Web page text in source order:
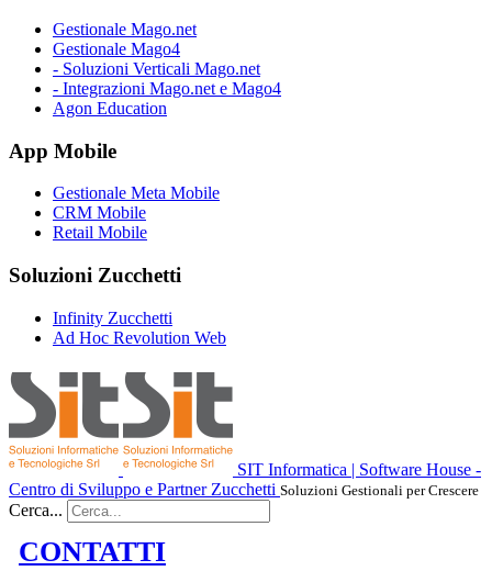
Gestionale Mago.net
Gestionale Mago4
- Soluzioni Verticali Mago.net
- Integrazioni Mago.net e Mago4
Agon Education
App Mobile
Gestionale Meta Mobile
CRM Mobile
Retail Mobile
Soluzioni Zucchetti
Infinity Zucchetti
Ad Hoc Revolution Web
SIT Informatica | Software House -
Centro di Sviluppo e Partner Zucchetti Soluzioni Gestionali per Crescere
Cerca...
CONTATTI